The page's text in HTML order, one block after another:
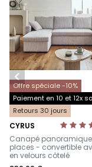
Offre spéciale -10%
Paiement en 10 et 12x
Retours 30 jours
CYRUS
-
Canapé panoramique
places - convertible
en velours côtelé
